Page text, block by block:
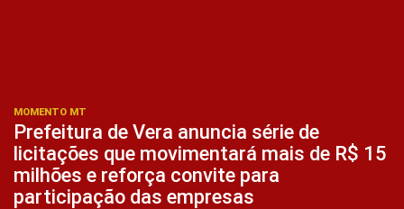
MOMENTO MT
Prefeitura de Vera anuncia série de
licitações que movimentará mais de R$ 15
milhões e reforça convite para
participação das empresas